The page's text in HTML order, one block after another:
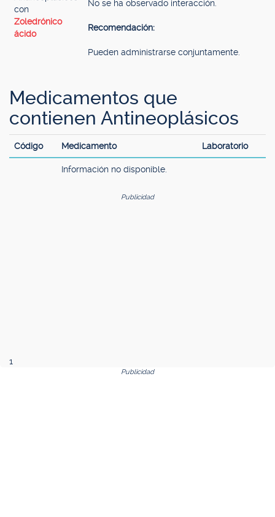
con
Zoledrónico
ácido
No se ha observado interacción.
Recomendación:
Pueden administrarse conjuntamente.
Medicamentos que
contienen Antineoplásicos
Código Medicamento Laboratorio
Información no disponible.
Publicidad
1
Publicidad